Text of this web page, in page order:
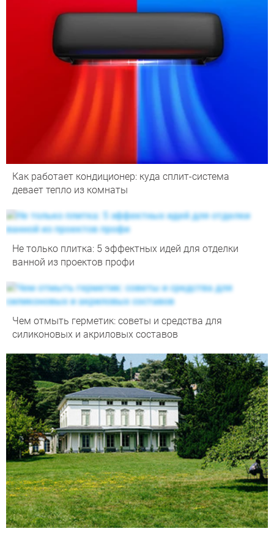
Как работает кондиционер: куда сплит-система
девает тепло из комнаты
Не только плитка: 5 эффектных идей для отделки
ванной из проектов профи
Чем отмыть герметик: советы и средства для
силиконовых и акриловых составов